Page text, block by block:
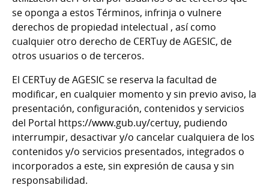
se oponga a estos Términos, infrinja o vulnere
derechos de propiedad intelectual , así como
cualquier otro derecho de CERTuy de AGESIC, de
otros usuarios o de terceros.
El CERTuy de AGESIC se reserva la facultad de
modificar, en cualquier momento y sin previo aviso, la
presentación, configuración, contenidos y servicios
del Portal https://www.gub.uy/certuy, pudiendo
interrumpir, desactivar y/o cancelar cualquiera de los
contenidos y/o servicios presentados, integrados o
incorporados a este, sin expresión de causa y sin
responsabilidad.